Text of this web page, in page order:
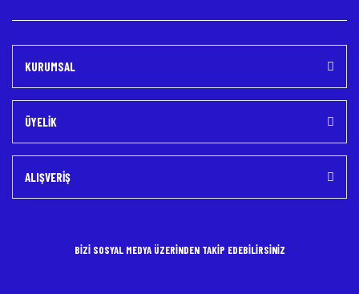
KURUMSAL
ÜYELİK
ALIŞVERİŞ
BİZİ SOSYAL MEDYA ÜZERİNDEN TAKİP EDEBİLİRSİNİZ